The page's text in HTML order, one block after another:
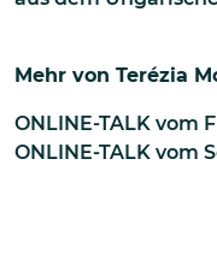
Mehr von Terézia
ONLINE-TALK vom
ONLINE-TALK vom